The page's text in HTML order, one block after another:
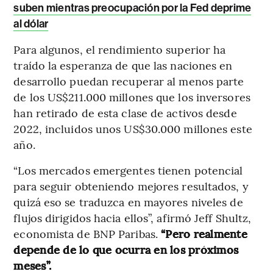
suben mientras preocupación por la Fed deprime
al dólar
Para algunos, el rendimiento superior ha
traído la esperanza de que las naciones en
desarrollo puedan recuperar al menos parte
de los US$211.000 millones que los inversores
han retirado de esta clase de activos desde
2022, incluidos unos US$30.000 millones este
año.
“Los mercados emergentes tienen potencial
para seguir obteniendo mejores resultados, y
quizá eso se traduzca en mayores niveles de
flujos dirigidos hacia ellos”, afirmó Jeff Shultz,
economista de BNP Paribas. “Pero realmente
depende de lo que ocurra en los próximos
meses”.